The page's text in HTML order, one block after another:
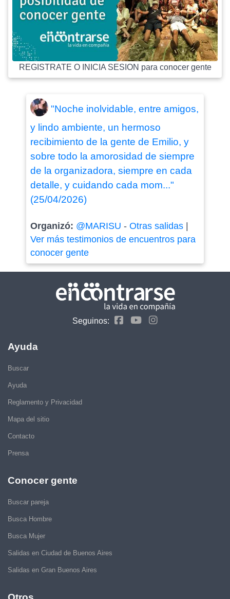
REGISTRATE O INICIA SESION para conocer gente
"Noche inolvidable, entre amigos,
y lindo ambiente, un hermoso
recibimiento de la gente de Emilio, y
sobre todo la amorosidad de siempre
de la organizadora, siempre en cada
detalle, y cuidando cada mom..."
(25/04/2026)
Organizó: @MARISU - Otras salidas|
Ver más testimonios de encuentros para
conocer gente
Seguinos:
Ayuda
Buscar
Ayuda
Reglamento y Privacidad
Mapa del sitio
Contacto
Prensa
Conocer gente
Buscar pareja
Busca Hombre
Busca Mujer
Salidas en Ciudad de Buenos Aires
Salidas en Gran Buenos Aires